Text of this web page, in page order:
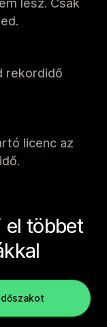
lesz. Csak
rekordidő
licenc az
el többet